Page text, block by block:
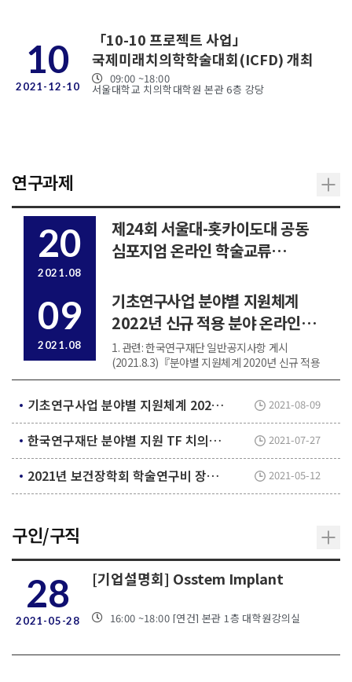
10
2021-12-10
「10-10 프로젝트 사업」
국제미래치의학학술대회(ICFD) 개최
09:00 ~18:00
서울대학교 치의학대학원 본관 6층 강당
연구과제
20
2021.08
제24회 서울대-홋카이도대 공동
심포지엄 온라인 학술교류
09
2021.08
기초연구사업 분야별 지원체계
2022년 신규 적용 분야 온라인
공청회 발표자료 안내
1. 관련: 한국연구재단 일반공지사항 게시
(2021.8.3)『분야별 지원체계 2020년 신규 적용
분야 온라인 공청회 발표자료 공지』 2. 2022년
전 분야 시행을 위해 과학기술정보통신부 주관으
로 3일간(21.7.27.(화) ~7.29.(목)까지 유튜브...
기초연구사업 분야별 지원체계 2022년 신규 적용 분야 온라인 공청회 발표자료 안내 2021-08-09
한국연구재단 분야별 지원 TF 치의학분야 온라인 공청회 2021-07-27
2021년 보건장학회 학술연구비 장학생 신청 안내(~5/25) 2021-05-12
구인/구직
28
2021-05-28
[기업설명회] Osstem Implant
16:00 ~18:00 [연건] 본관 1층 대학원강의실